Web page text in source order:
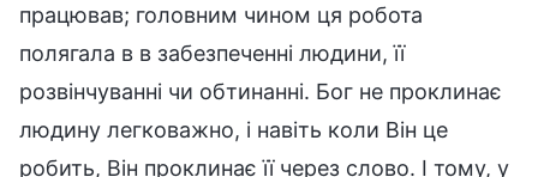
працював; головним чином ця робота
полягала в в забезпеченні людини, її
розвінчуванні чи обтинанні. Бог не проклинає
людину легковажно, і навіть коли Він це
робить, Він проклинає її через слово. І тому, у